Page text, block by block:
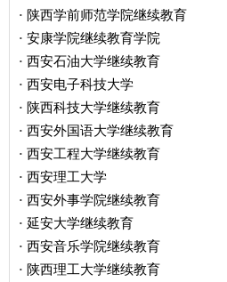
· 陕西学前师范学院继续教育
· 安康学院继续教育学院
· 西安石油大学继续教育
· 西安电子科技大学
· 陕西科技大学继续教育
· 西安外国语大学继续教育
· 西安工程大学继续教育
· 西安理工大学
· 西安外事学院继续教育
· 延安大学继续教育
· 西安音乐学院继续教育
· 陕西理工大学继续教育